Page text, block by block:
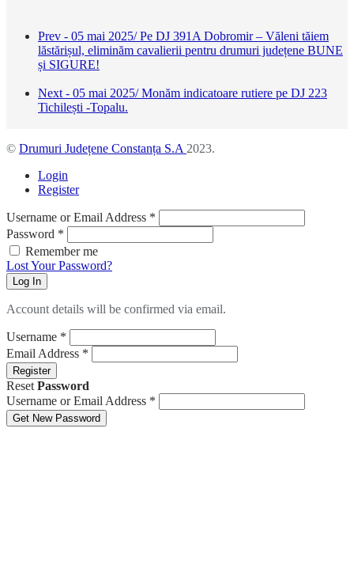
Prev - 05 mai 2025/ Pe DJ 391A Dobromir – Văleni tăiem
lăstărișul, eliminăm cavalierii pentru drumuri județene BUNE
și SIGURE!
Next - 05 mai 2025/ Monăm indicatoare rutiere pe DJ 223
Tichilești -Topalu.
© Drumuri Județene Constanța S.A 2023.
Login
Register
Username or Email Address *
Password *
Remember me
Lost Your Password?
Log In
Account details will be confirmed via email.
Username *
Email Address *
Register
Reset Password
Username or Email Address *
Get New Password